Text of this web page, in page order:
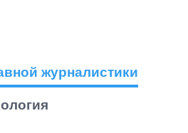
журналистики